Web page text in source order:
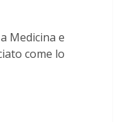
Medicina e
come lo